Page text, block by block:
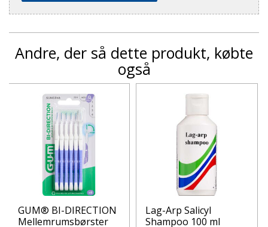
Andre, der så dette produkt, købte
også
GUM® BI-DIRECTION
Mellemrumsbørster
Lag-Arp Salicyl
Shampoo 100 ml